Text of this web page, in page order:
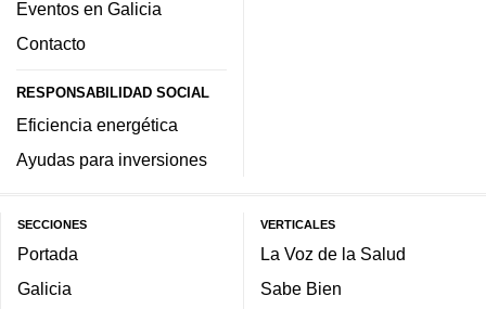
Eventos en Galicia
Contacto
RESPONSABILIDAD SOCIAL
Eficiencia energética
Ayudas para inversiones
SECCIONES
Portada
Galicia
VERTICALES
La Voz de la Salud
Sabe Bien